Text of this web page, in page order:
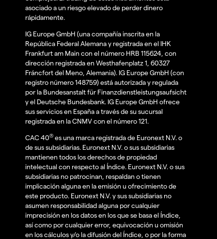
asociado a un riesgo elevado de perder dinero
rápidamente.
IG Europe GmbH (una compañía inscrita en la
República Federal Alemana y registrada en el IHK
Frankfurt am Main con el número HRB 115624, con
dirección registrada en Westhafenplatz 1, 60327
Fráncfort del Meno, Alemania). IG Europe GmbH (con
registro número 148759) está autorizada y regulada
por la Bundesanstalt für Finanzdienstleistungsaufsicht
y el Deutsche Bundesbank. IG Europe GmbH ofrece
sus servicios en España a través de su sucursal
registrada en la CNMV con el número 121.
CAC 40® es una marca registrada de Euronext N.V. o
de sus subsidiarias. Euronext N.V. o sus subsidiarias
mantienen todos los derechos de propiedad
intelectual con respecto al Índice. Euronext N.V. o sus
subsidiarias no patrocinan, respaldan o tienen
implicación alguna en la emisión u ofrecimiento de
este producto. Euronext N.V. y sus subsidiarias no
asumen responsabilidad alguna por cualquier
imprecisión en los datos en los que se basa el Índice,
así como por cualquier error, equivocación u omisión
en los cálculos y/o la difusión del Índice, o por la forma